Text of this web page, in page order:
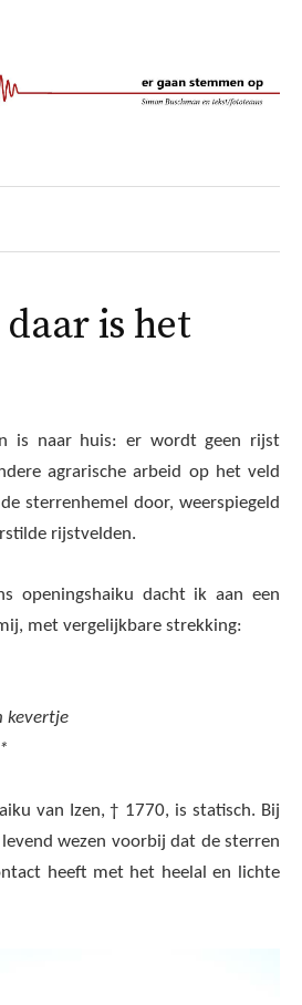
is het
is naar huis: er wordt geen rijst
agrarische arbeid op het veld
sterrenhemel door, weerspiegeld
rijstvelden.
openingshaiku dacht ik aan een
met vergelijkbare strekking:
kevertje
van Izen, † 1770, is statisch. Bij
wezen voorbij dat de sterren
heeft met het heelal en lichte